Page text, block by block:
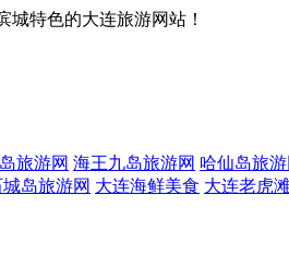
特色的大连旅游网站！
旅游网 海王九岛旅游网 哈仙岛旅游
岛旅游网 大连海鲜美食 大连老虎